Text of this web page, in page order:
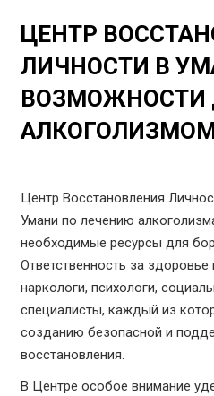
ЦЕНТР
ЛИЧНОСТИ В
ВОЗМОЖНОСТИ
Центр Восстановления
Умани по лечению
необходимые ресурсы для
Ответственность за
наркологи, психологи,
специалисты, каждый из
созданию безопасной и
восстановления.
В Центре особое внимание